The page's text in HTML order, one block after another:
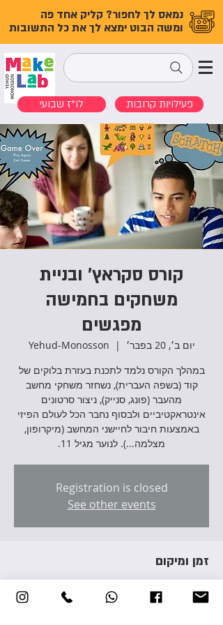
נמאס לך לחפור? קליק אחד פה
ומשה הבוט ימצא לך את כל התשובות
לו"ז שבועי פעילויות קרובות
קורס סקראץ' ובניית
משחקים בחמישה
מפגשים
יום ב׳, 20 בפבר׳
  |
Yehud-Monosson
במהלך הקורס נלמד לתכנת בעזרת בלוקים של
קוד (בשפה העברית), נשחזר משחקי מחשב
מהעבר (פונג, סנייק), ניצור סרטונים
אינטראקטיביים ולבסוף נחבר הכל לעולם הפיזי
באמצעות חיבור לחיישני המחשב (מיקרופון,
מצלמה...). לנוער מגיל 11.
Registration is closed
See other events
זמן ומיקום
20 בפבר׳ 2023, 17:00 – 20:00
Yehud-Monosson, Avraham Giron St 3,